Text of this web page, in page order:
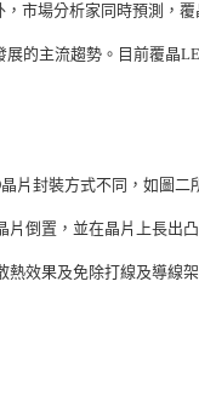
市場分析家同時預測，
的主流趨勢。目前覆晶
片封裝方式不同，如圖
倒置，並在晶片上長出
效果及免除打線及導線